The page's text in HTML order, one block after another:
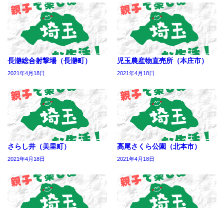
長瀞総合射撃場（長瀞町）
2021年4月18日
児玉農産物直売所（本庄市）
2021年4月18日
さらし井（美里町）
2021年4月18日
高尾さくら公園（北本市）
2021年4月18日